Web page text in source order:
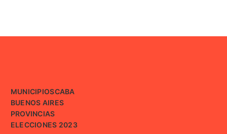
MUNICIPIOSCABA
BUENOS AIRES
PROVINCIAS
ELECCIONES 2023